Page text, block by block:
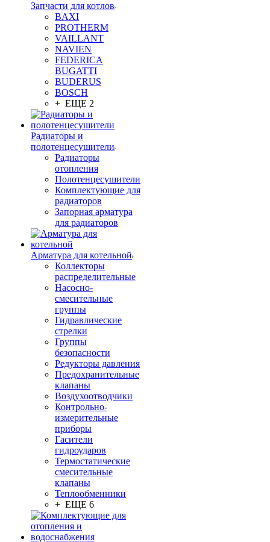
Запчасти для котлов
BAXI
PROTHERM
VAILLANT
NAVIEN
FEDERICA
BUGATTI
BUDERUS
BOSCH
+ ЕЩЕ 2
Радиаторы и
полотенцесушители
Радиаторы
отопления
Полотенцесушители
Комплектующие для
радиаторов
Запорная арматура
для радиаторов
Арматура для котельной
Коллекторы
распределительные
Насосно-
смесительные
группы
Гидравлические
стрелки
Группы
безопасности
Редукторы давления
Предохранительные
клапаны
Воздухоотводчики
Контрольно-
измерительные
приборы
Гасители
гидроударов
Термостатические
смесительные
клапаны
Теплообменники
+ ЕЩЕ 6